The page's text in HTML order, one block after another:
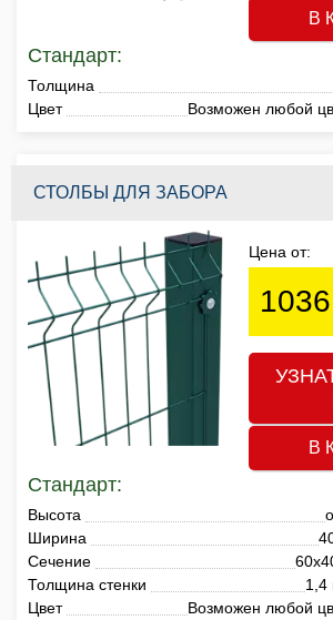
В
Стандарт:
Толщина
Цвет
Возможен любой
СТОЛБЫ ДЛЯ ЗАБОРА
Цена от:
1036
В
Стандарт:
Высота
Ширина
Сечение
Толщина стенки
Цвет
Возможен любой